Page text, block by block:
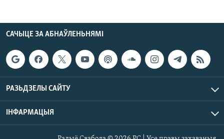
САЧЫЦЕ ЗА АБНАЎЛЕНЬНЯМІ
РАЗЬДЗЕЛЫ САЙТУ
ІНФАРМАЦЫЯ